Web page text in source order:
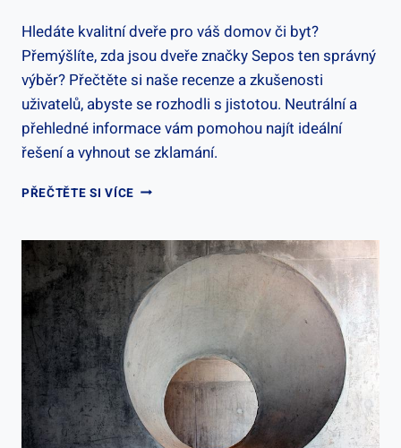
Hledáte kvalitní dveře pro váš domov či byt?
Přemýšlíte, zda jsou dveře značky Sepos ten správný
výběr? Přečtěte si naše recenze a zkušenosti
uživatelů, abyste se rozhodli s jistotou. Neutrální a
přehledné informace vám pomohou najít ideální
řešení a vyhnout se zklamání.
PŘEČTĚTE SI VÍCEDVEŘE
ZKUŠENOSTI
A
HODNOCENÍ
UŽIVATELŮ